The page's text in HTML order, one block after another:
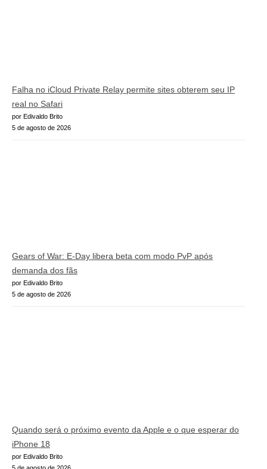
Falha no iCloud Private Relay permite sites obterem seu IP
real no Safari
por Edivaldo Brito
5 de agosto de 2026
Gears of War: E-Day libera beta com modo PvP após
demanda dos fãs
por Edivaldo Brito
5 de agosto de 2026
Quando será o próximo evento da Apple e o que esperar do
iPhone 18
por Edivaldo Brito